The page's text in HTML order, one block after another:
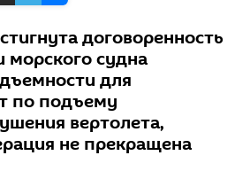
договоренность
морского судна
для
по подъему
вертолета,
не прекращена